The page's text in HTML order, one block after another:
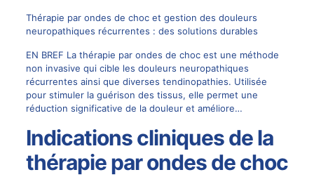
Thérapie par ondes de choc et gestion des douleurs
neuropathiques récurrentes : des solutions durables
EN BREF La thérapie par ondes de choc est une méthode
non invasive qui cible les douleurs neuropathiques
récurrentes ainsi que diverses tendinopathies. Utilisée
pour stimuler la guérison des tissus, elle permet une
réduction significative de la douleur et améliore…
Indications cliniques de la
thérapie par ondes de choc